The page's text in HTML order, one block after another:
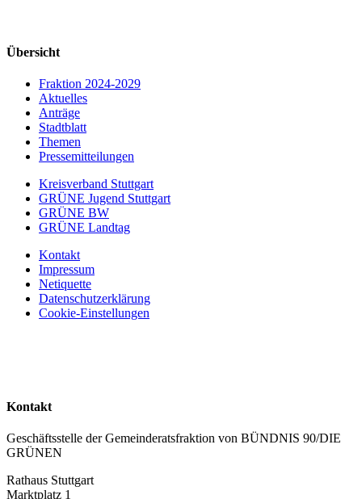
Übersicht
Fraktion 2024-2029
Aktuelles
Anträge
Stadtblatt
Themen
Pressemitteilungen
Kreisverband Stuttgart
GRÜNE Jugend Stuttgart
GRÜNE BW
GRÜNE Landtag
Kontakt
Impressum
Netiquette
Datenschutzerklärung
Cookie-Einstellungen
Kontakt
Geschäftsstelle der Gemeinderatsfraktion von BÜNDNIS 90/DIE
GRÜNEN
Rathaus Stuttgart
Marktplatz 1